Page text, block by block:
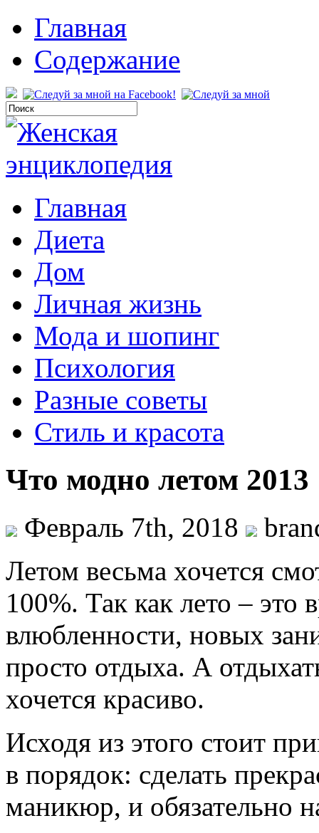
Главная
Содержание
Главная
Диета
Дом
Личная жизнь
Мода и шопинг
Психология
Разные советы
Стиль и красота
Что модно летом 2013
Февраль 7th, 2018
Летом весьма хочется
100%. Так как лето – это
влюбленности, новых
просто отдыха. А
хочется красиво.
Исходя из этого стоит
в порядок: сделать
маникюр, и обязательно